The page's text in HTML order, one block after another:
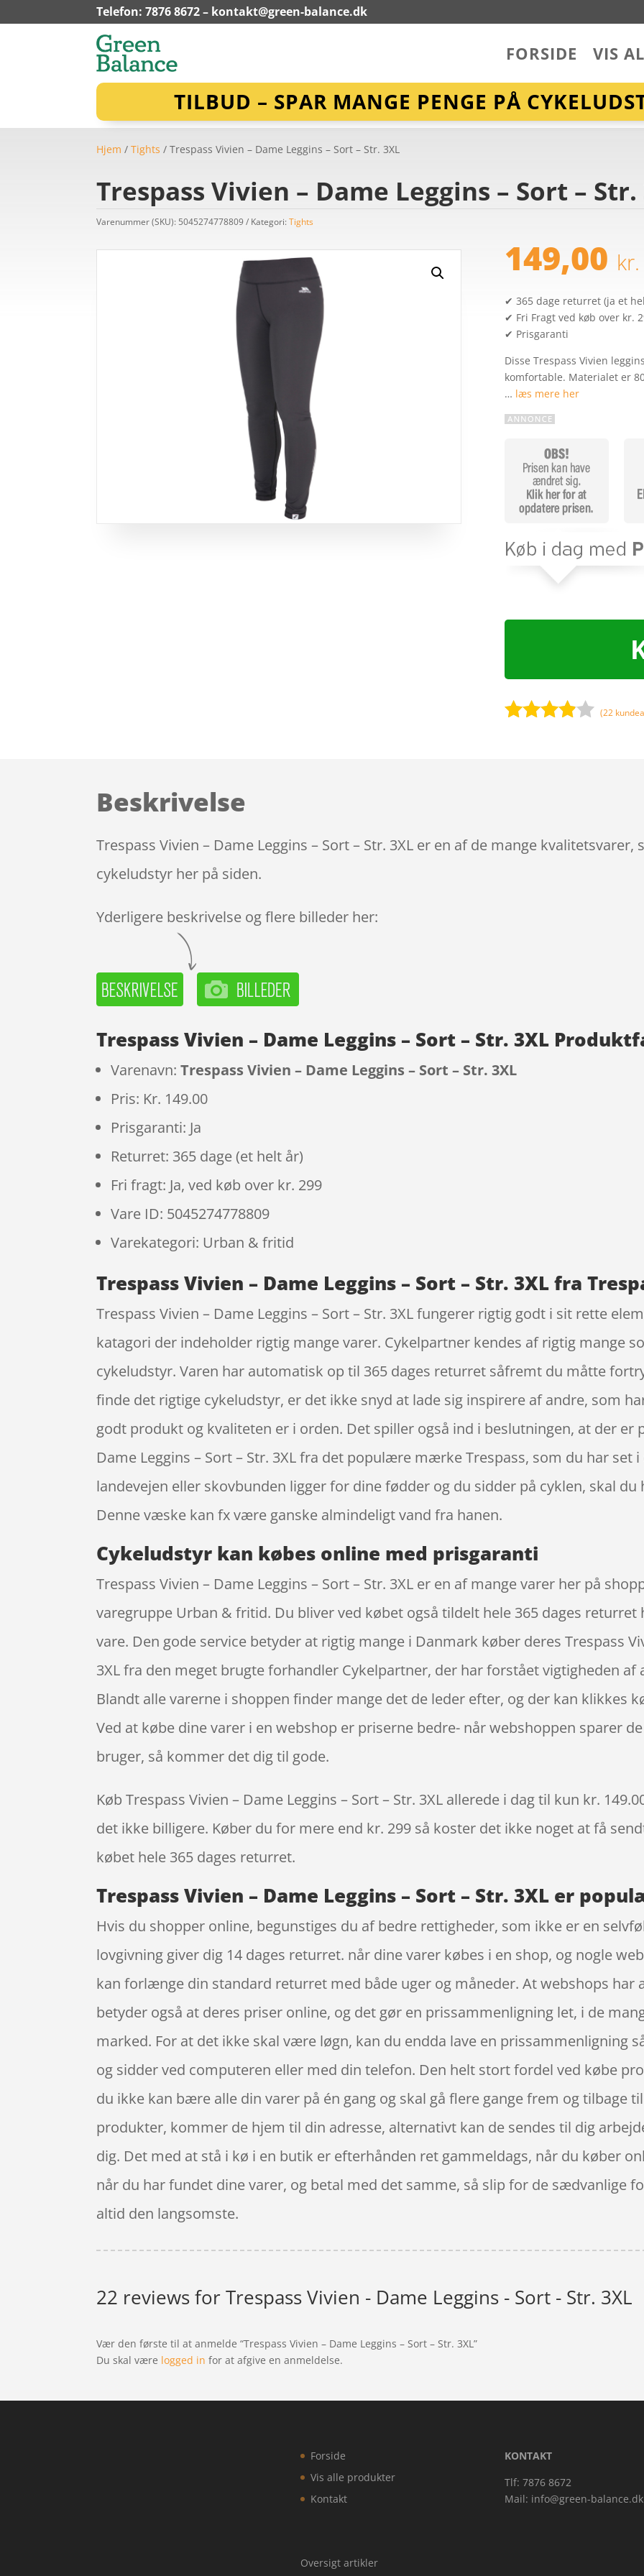
Telefon: 7876 8672 – kontakt@green-balance.dk
FORSIDE VIS
TILBUD – SPAR MANGE PENGE PÅ
Hjem /Tights / Trespass Vivien – Dame Leggins – Sort – Str. 3XL
Trespass Vivien – Dame Leggins – Sort – Str.
Varenummer (SKU): 5045274778809 Kategori:Tights
149,00 kr.
✔ 365 dage returret (ja et
✔ Fri Fragt ved køb over kr.
✔ Prisgaranti
Disse Trespass Vivien
komfortable. Materialet er
… læs mere her
ømmels
er
(22
Beskrivelse
Trespass Vivien – Dame Leggins – Sort – Str. 3XL er en af de mange
cykeludstyr her på siden.
Yderligere beskrivelse og flere billeder her:
Trespass Vivien – Dame Leggins – Sort – Str. 3XL
Varenavn:Trespass Vivien – Dame Leggins – Sort – Str. 3XL
Pris: Kr. 149.00
Prisgaranti: Ja
Returret: 365 dage (et helt år)
Fri fragt: Ja, ved køb over kr. 299
Vare ID: 5045274778809
Varekategori: Urban & fritid
Trespass Vivien – Dame Leggins – Sort – Str. 3XL fra
Trespass Vivien – Dame Leggins – Sort – Str. 3XL fungerer rigtig godt i sit rette
katagori der indeholder rigtig mange varer. Cykelpartner kendes af rigtig mange
cykeludstyr. Varen har automatisk op til 365 dages returret såfremt du måtte
finde det rigtige cykeludstyr, er det ikke snyd at lade sig inspirere af andre, som
godt produkt og kvaliteten er i orden. Det spiller også ind i beslutningen, at der er
Dame Leggins – Sort – Str. 3XL fra det populære mærke Trespass, som du har set
landevejen eller skovbunden ligger for dine fødder og du sidder på cyklen, skal du
Denne væske kan fx være ganske almindeligt vand fra hanen.
Cykeludstyr kan købes online med prisgaranti
Trespass Vivien – Dame Leggins – Sort – Str. 3XL er en af mange varer her på
varegruppe Urban & fritid. Du bliver ved købet også tildelt hele 365 dages
vare. Den gode service betyder at rigtig mange i Danmark køber deres Trespass
3XL fra den meget brugte forhandler Cykelpartner, der har forstået vigtigheden af
Blandt alle varerne i shoppen finder mange det de leder efter, og der kan klikkes
Ved at købe dine varer i en webshop er priserne bedre- når webshoppen sparer
bruger, så kommer det dig til gode.
Køb Trespass Vivien – Dame Leggins – Sort – Str. 3XL allerede i dag til kun kr.
det ikke billigere. Køber du for mere end kr. 299 så koster det ikke noget at få
købet hele 365 dages returret.
Trespass Vivien – Dame Leggins – Sort – Str. 3XL er
Hvis du shopper online, begunstiges du af bedre rettigheder, som ikke er en
lovgivning giver dig 14 dages returret. når dine varer købes i en shop, og nogle
kan forlænge din standard returret med både uger og måneder. At webshops har
betyder også at deres priser online, og det gør en prissammenligning let, i de
marked. For at det ikke skal være løgn, kan du endda lave en prissammenligning
og sidder ved computeren eller med din telefon. Den helt stort fordel ved købe
du ikke kan bære alle din varer på én gang og skal gå flere gange frem og tilbage
produkter, kommer de hjem til din adresse, alternativt kan de sendes til dig
dig. Det med at stå i kø i en butik er efterhånden ret gammeldags, når du køber
når du har fundet dine varer, og betal med det samme, så slip for de sædvanlige
altid den langsomste.
22 reviews forTrespass Vivien - Dame Leggins - Sort - Str. 3XL
Vær den første til at anmelde “Trespass Vivien – Dame Leggins – Sort – Str. 3XL”
Du skal være logged in for at afgive en anmeldelse.
Forside
Vis alle produkter
Kontakt
Oversigt artikler
KONTAKT
Tlf: 7876 8672
Mail: info@green-balance.dk